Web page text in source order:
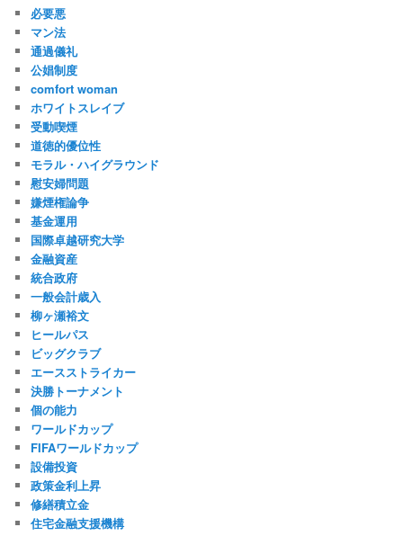
必要悪
マン法
通過儀礼
公娼制度
comfort woman
ホワイトスレイブ
受動喫煙
道徳的優位性
モラル・ハイグラウンド
慰安婦問題
嫌煙権論争
基金運用
国際卓越研究大学
金融資産
統合政府
一般会計歳入
柳ヶ瀬裕文
ヒールパス
ビッグクラブ
エースストライカー
決勝トーナメント
個の能力
ワールドカップ
FIFAワールドカップ
設備投資
政策金利上昇
修繕積立金
住宅金融支援機構